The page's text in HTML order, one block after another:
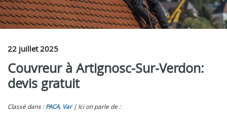
22 juillet 2025
Couvreur à Artignosc‑Sur‑Verdon:
devis gratuit
Classé dans : PACA, Var Ici on parle de :